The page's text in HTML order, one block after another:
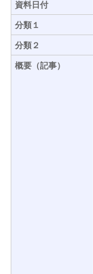
資料日付
分類１
分類２
概要（記事）